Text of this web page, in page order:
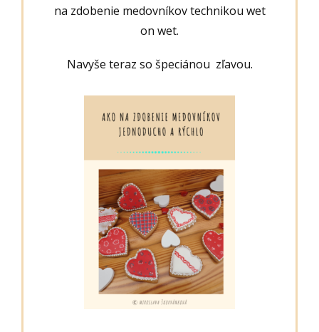
na zdobenie medovníkov technikou wet
on wet.
Navyše teraz so špeciánou zľavou.